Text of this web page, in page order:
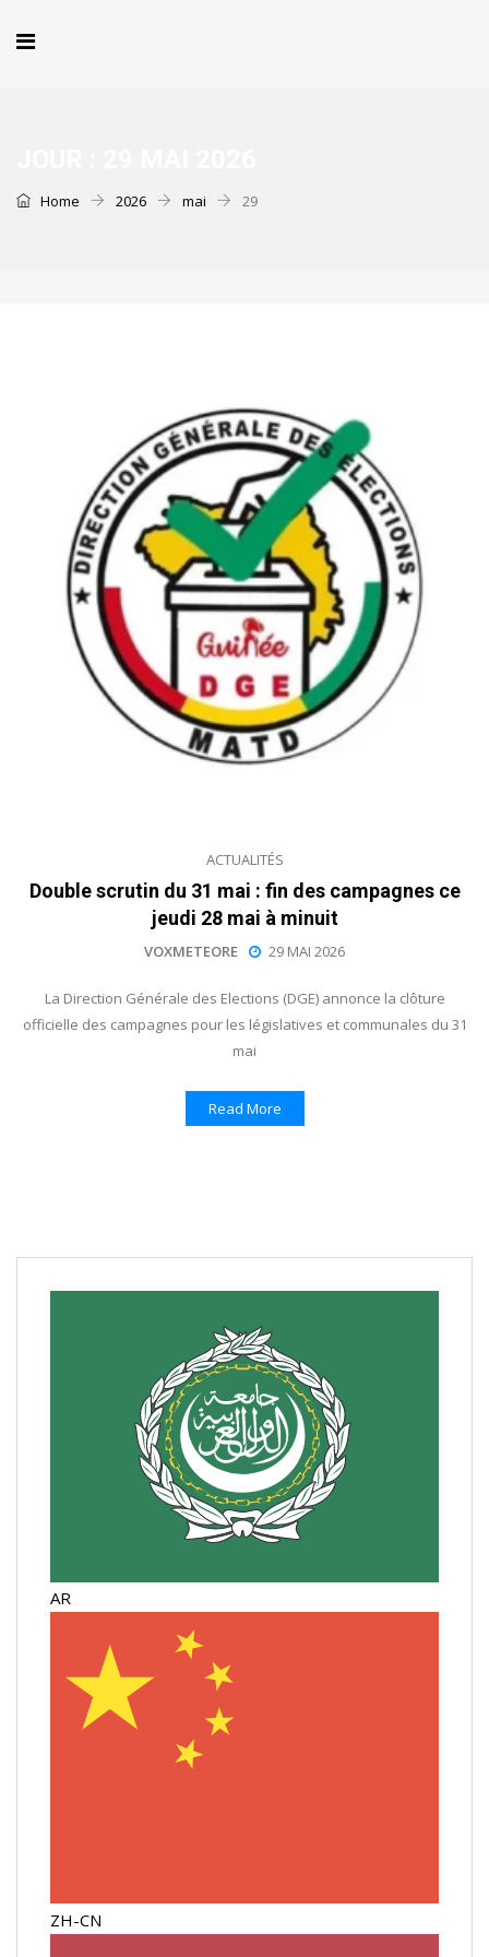
Home 2026 mai 29
ACTUALITÉS
Double scrutin du 31 mai : fin des campagnes ce
jeudi 28 mai à minuit
VOXMETEORE 29 MAI 2026
La Direction Générale des Elections (DGE) annonce la clôture
officielle des campagnes pour les législatives et communales du 31
mai
Read More
AR
ZH-CN